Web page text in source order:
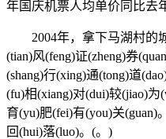
年国庆机票人均单价同比去
2004年，拿下马湖村的
(tian)风(feng)证(zheng)券
(shang)行(xing)通(tong)道
(fu)相(xiang)对(dui)较(jiao)为
育(yu)肥(fei)有(you)关(guan)
回(hui)落(luo)。(。)